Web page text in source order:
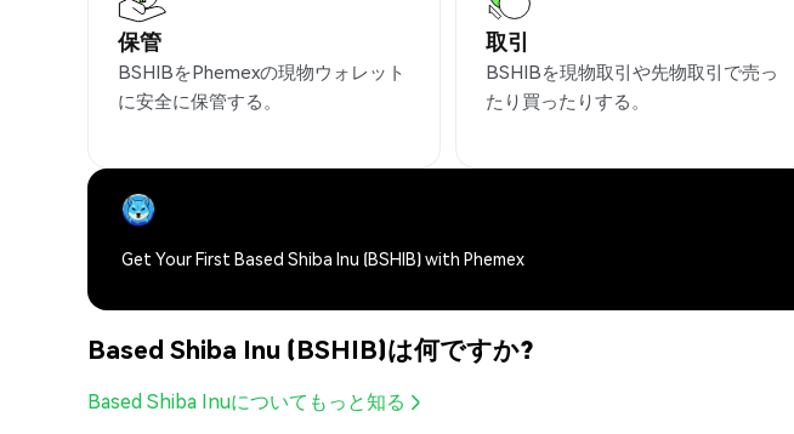
保管
BSHIBをPhemexの現物ウォレット
に安全に保管する。
取引
BSHIBを現物取引や先物取引で売っ
たり買ったりする。
Get Your First Based Shiba Inu (BSHIB) with Phemex
Based Shiba Inu (BSHIB)は何ですか?
Based Shiba Inuについてもっと知る